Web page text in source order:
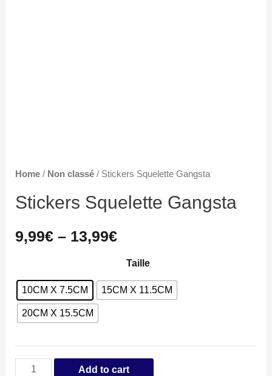
Home / Non classé / Stickers Squelette Gangsta
Stickers Squelette Gangsta
9,99€ – 13,99€
Taille
10CM X 7.5CM 15CM X 11.5CM
20CM X 15.5CM
Stickers
Add to cart